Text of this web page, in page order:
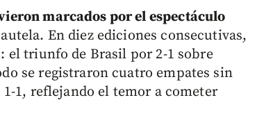
marcados por el espectáculo
En diez ediciones consecutivas,
el triunfo de Brasil por 2-1 sobre
se registraron cuatro empates sin
1, reflejando el temor a cometer